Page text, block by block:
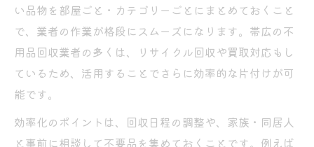
い品物を部屋ごと・カテゴリーごとにまとめておくこと
で、業者の作業が格段にスムーズになります。帯広の不
用品回収業者の多くは、リサイクル回収や買取対応もし
ているため、活用することでさらに効率的な片付けが可
能です。
効率化のポイントは、回収日程の調整や、家族・同居人
と事前に相談して不要品を集めておくことです。例えば